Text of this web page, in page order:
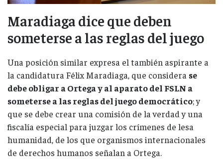
Maradiaga dice que deben
someterse a las reglas del juego
Una posición similar expresa el también aspirante a
la candidatura Félix Maradiaga, que considera se
debe obligar a Ortega y al aparato del FSLN a
someterse a las reglas del juego democrático; y
que se debe crear una comisión de la verdad y una
fiscalía especial para juzgar los crímenes de lesa
humanidad, de los que organismos internacionales
de derechos humanos señalan a Ortega.